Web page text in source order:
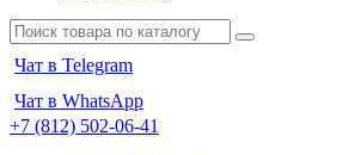
Чат в Telegram
Чат в WhatsApp
+7 (812) 502-06-41